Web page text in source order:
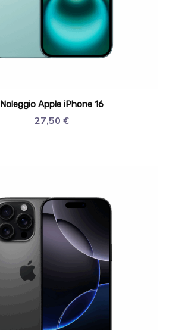
Noleggio Apple iPhone 16
27,50 €